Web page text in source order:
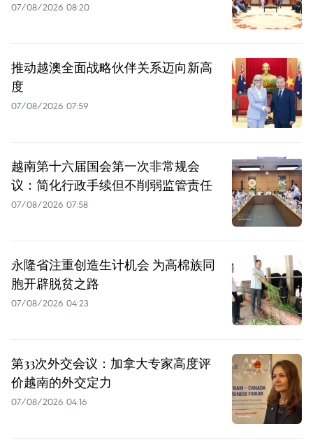
07/08/2026 08:20
推动越澳全面战略伙伴关系迈向新高
度
07/08/2026 07:59
越南第十六届国会第一次非常规会
议：简化行政手续但不削弱监管责任
07/08/2026 07:58
永隆省注重创造生计机会 为高棉族同
胞开辟脱贫之路
07/08/2026 04:23
第33次外交会议：加拿大专家高度评
价越南的外交定力
07/08/2026 04:16